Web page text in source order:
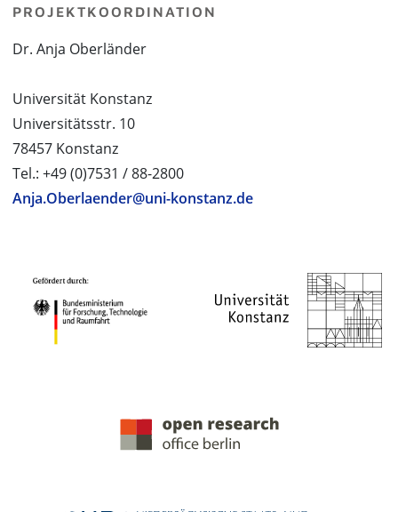
PROJEKTKOORDINATION
Dr. Anja Oberländer
Universität Konstanz
Universitätsstr. 10
78457 Konstanz
Tel.: +49 (0)7531 / 88-2800
Anja.Oberlaender@uni-konstanz.de